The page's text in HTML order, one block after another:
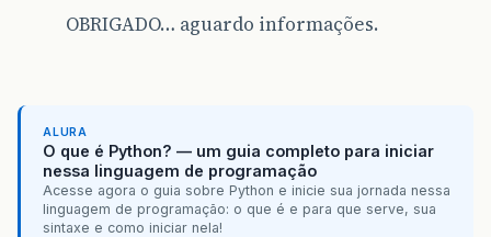
OBRIGADO… aguardo informações.
ALURA
O que é Python? — um guia completo para iniciar
nessa linguagem de programação
Acesse agora o guia sobre Python e inicie sua jornada nessa
linguagem de programação: o que é e para que serve, sua
sintaxe e como iniciar nela!